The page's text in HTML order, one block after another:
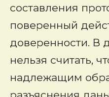
составления
поверенный
доверенности. В
нельзя считать,
надлежащим